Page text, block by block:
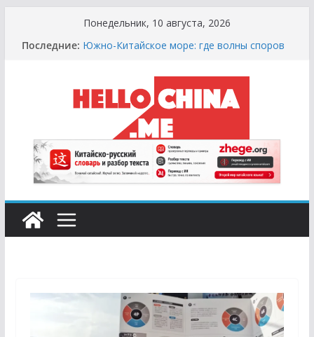
содержимому
Понедельник, 10 августа, 2026
Последние: Южно-Китайское море: где волны споров
Сырная Лихорадка: Как Найти Настоящий
Сыр в Китае и не Купить «Пластиковый»
Аналог
Охота за Черным Хлебом: Путеводитель
по Русским и Европейским Пекарням в
Китае
Молочный Кризис: Почему в Китае не
Найти Творог, Сметану и Кефир (и Где
Искать Спасение?)
Счастливые Числа и Продукты-Табу: